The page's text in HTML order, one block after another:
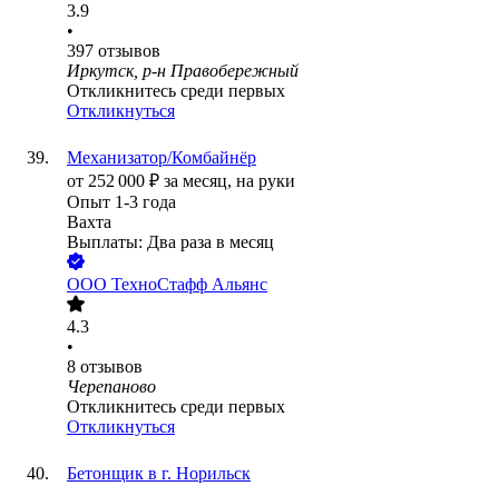
3.9
•
397 отзывов
Иркутск, р-н Правобережный
Откликнитесь среди первых
Откликнуться
Механизатор/Комбайнёр
от 252 000 ₽ за месяц, на руки
Опыт 1-3 года
Вахта
Выплаты: Два раза в месяц
ООО ТехноСтафф Альянс
4.3
•
8 отзывов
Черепаново
Откликнитесь среди первых
Откликнуться
Бетонщик в г. Норильск